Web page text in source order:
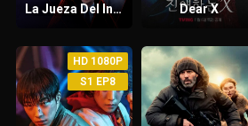
La Jueza Del Infierno Dear X
HD 1080P
S1 EP8